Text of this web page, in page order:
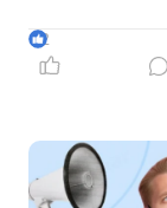
податки як
фізичної
банком на
порядок
2